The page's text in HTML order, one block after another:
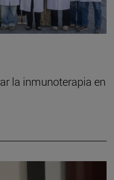
la inmunoterapia en